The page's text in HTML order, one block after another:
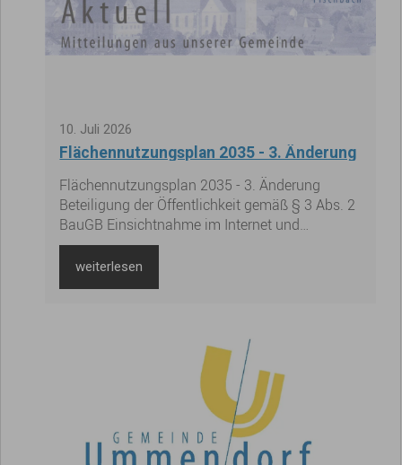
10 Juli 2026
Flächennutzungsplan 2035 - 3. Änderung
Flächennutzungsplan 2035 - 3. Änderung
Beteiligung der Öffentlichkeit gemäß § 3 Abs. 2
BauGB Einsichtnahme im Internet und
öffentliche Auslegung des Entwurfs vom 13.
Juli 2026 bis 14. August 2026 (je
weiterlesen